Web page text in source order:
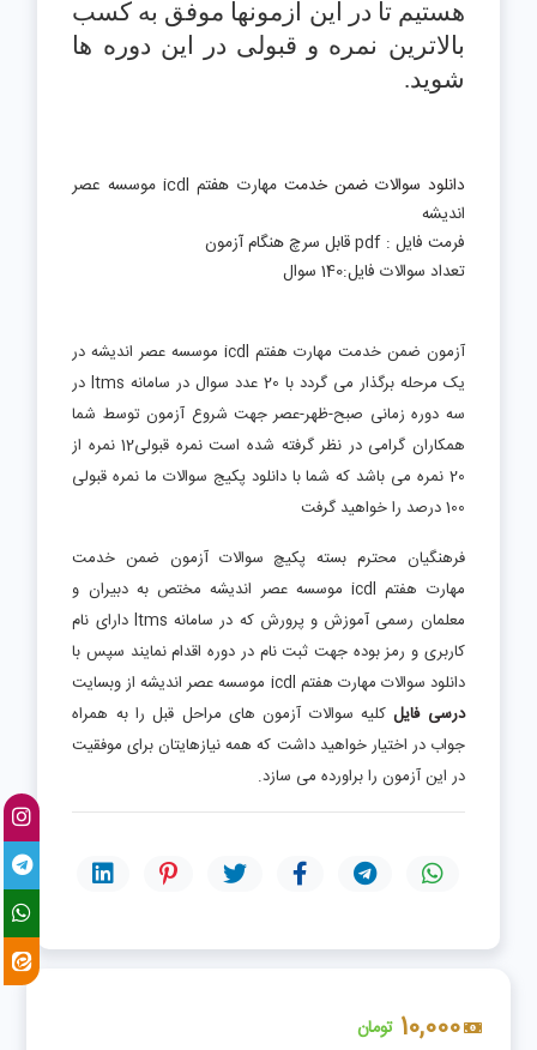
10,000 تومان
هستیم تا در این آزمونها موفق به کسب
بالاترین نمره و قبولی در این دوره ها
شوید.
دانلود سوالات ضمن خدمت
مهارت هفتم icdl موسسه عصر
اندیشه
فرمت فایل : pdf قابل سرچ هنگام آزمون
تعداد سوالات فایل:140 سوال
آزمون ضمن خدمت مهارت هفتم icdl موسسه عصر اندیشه در
یک مرحله برگذار می گردد با 20 عدد سوال در سامانه ltms در
سه دوره زمانی صبح-ظهر-عصر جهت شروع آزمون توسط شما
همکاران گرامی در نظر گرفته شده است نمره قبولی12 نمره از
20 نمره می باشد که شما با دانلود پکیج سوالات ما نمره قبولی
100 درصد را خواهید گرفت
فرهنگیان محترم بسته پکیچ سوالات آزمون ضمن خدمت
مهارت هفتم icdl موسسه عصر اندیشه مختص به دبیران و
معلمان رسمی آموزش و پرورش که در سامانه ltms دارای نام
کاربری و رمز بوده جهت ثبت نام در دوره اقدام نمایند سپس با
دانلود سوالات مهارت هفتم icdl موسسه عصر اندیشه از وبسایت
درسی فایلکلیه سوالات آزمون های مراحل قبل را به همراه
جواب در اختیار خواهید داشت که همه نیازهایتان برای موفقیت
در این آزمون را براورده می سازد.